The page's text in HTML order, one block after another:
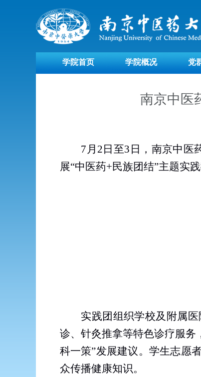
学院首页 学院概况 党
南京中医
7 月 2 日至3 日，南京中医
展“中医药+民族团结”主题实
实践团组织学校及附属
诊、针灸推拿等特色诊疗服
科一策”发展建议。学生志愿
众传播健康知识。